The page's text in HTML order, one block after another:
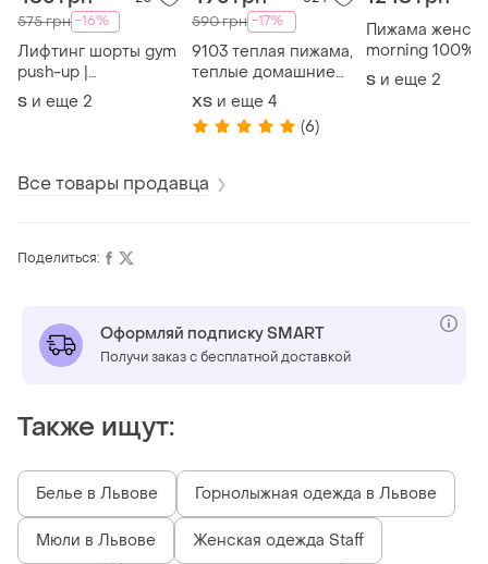
575 грн -16%
Лифтинг шорты gym
push-up |
спортивные
утягивающие шорты
S и еще 2
590 грн -17%
9103 теплая пижама,
теплые домашние
штаны и кофта,
зимний комплект
пижамы теплый
ХS и еще 4
(6)
Пижама
morning 100%
хлопок
костюм с
S и еще 2
Все товары продавца
Поделиться:
Оформляй подписку SMART
Получи заказ с бесплатной доставкой
Также ищут:
Белье в Львове Горнолыжная одежда в Львове
Мюли в Львове Женская одежда Staff